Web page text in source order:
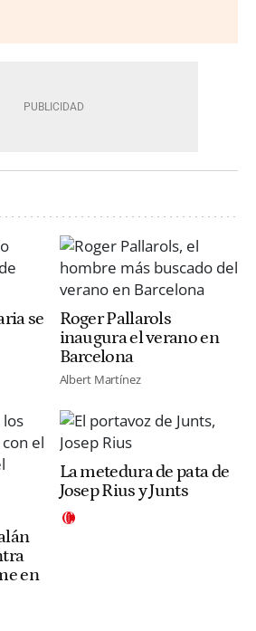
se
Roger Pallarols
inaugura el verano en
Barcelona
Albert Martínez
en
La metedura de pata de
Josep Rius y Junts